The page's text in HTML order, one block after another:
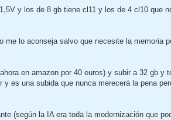
y los de 8 gb tiene cl11 y los de 4 cl10 que
lo aconseja salvo que necesite la memoria
en amazon por 40 euros) y subir a 32 gb y
es una subida que nunca merecerá la pena
(según la IA era toda la modernización que